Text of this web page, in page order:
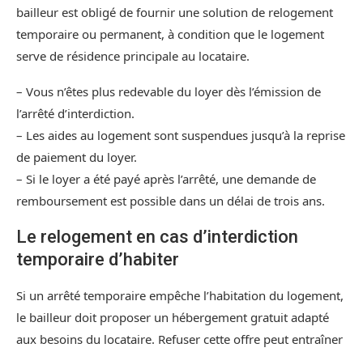
bailleur est obligé de fournir une solution de relogement
temporaire ou permanent, à condition que le logement
serve de résidence principale au locataire.
– Vous n’êtes plus redevable du loyer dès l’émission de
l’arrêté d’interdiction.
– Les aides au logement sont suspendues jusqu’à la reprise
de paiement du loyer.
– Si le loyer a été payé après l’arrêté, une demande de
remboursement est possible dans un délai de trois ans.
Le relogement en cas d’interdiction
temporaire d’habiter
Si un arrêté temporaire empêche l’habitation du logement,
le bailleur doit proposer un hébergement gratuit adapté
aux besoins du locataire. Refuser cette offre peut entraîner